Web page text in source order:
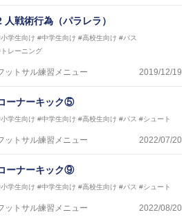
人戦術行為（パラレラ）
学生向け #中学生向け #高校生向け #パス
レーニング
ットサル練習メニュー 2019/12/19
ーナーキック⑤
学生向け #中学生向け #高校生向け #パス #シュート
ットサル練習メニュー 2022/07/20
ーナーキック⑨
学生向け #中学生向け #高校生向け #パス #シュート
ットサル練習メニュー 2022/08/20